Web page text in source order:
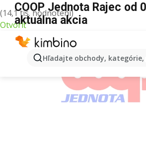
(14,1 tis. hodnotení)
Otvoriť
Hľadajte obchody,
COOP Jednota Rajec od
aktuálna akcia